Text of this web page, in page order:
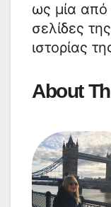
ως μία από
σελίδες
ιστορίας
About